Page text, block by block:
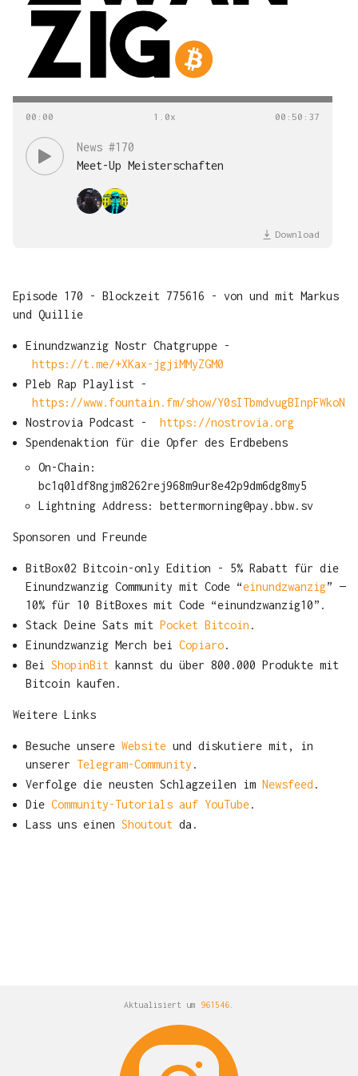
00 : 00 00 : 50 : 37
News #170
Meet-Up Meisterschaften
Download
Episode 170 - Blockzeit 775616 - von und mit Markus
und Quillie
Einundzwanzig Nostr Chatgruppe -
https://t.me/+XKax-jgjiMMyZGM0
Pleb Rap Playlist -
https://www.fountain.fm/show/Y0sITbmdvugBInpFWkoN
Nostrovia Podcast -
https://nostrovia.org
Spendenaktion für die Opfer des Erdbebens
On-Chain:
bc1q0ldf8ngjm8262rej968m9ur8e42p9dm6dg8my5
Lightning Address: bettermorning@pay.bbw.sv
Sponsoren und Freunde
BitBox02 Bitcoin-only Edition - 5% Rabatt für die
Einundzwanzig Community mit Code “einundzwanzig” —
10% für 10 BitBoxes mit Code “einundzwanzig10”.
Stack Deine Sats mit Pocket Bitcoin .
Einundzwanzig Merch bei Copiaro.
Bei ShopinBit kannst du über 800.000 Produkte mit
Bitcoin kaufen.
Weitere Links
Besuche unsere Website und diskutiere mit, in
unserer Telegram-Community .
Verfolge die neusten Schlagzeilen im Newsfeed .
Die Community-Tutorials auf YouTube.
Lass uns einen Shoutout da.
Aktualisiert um 961546